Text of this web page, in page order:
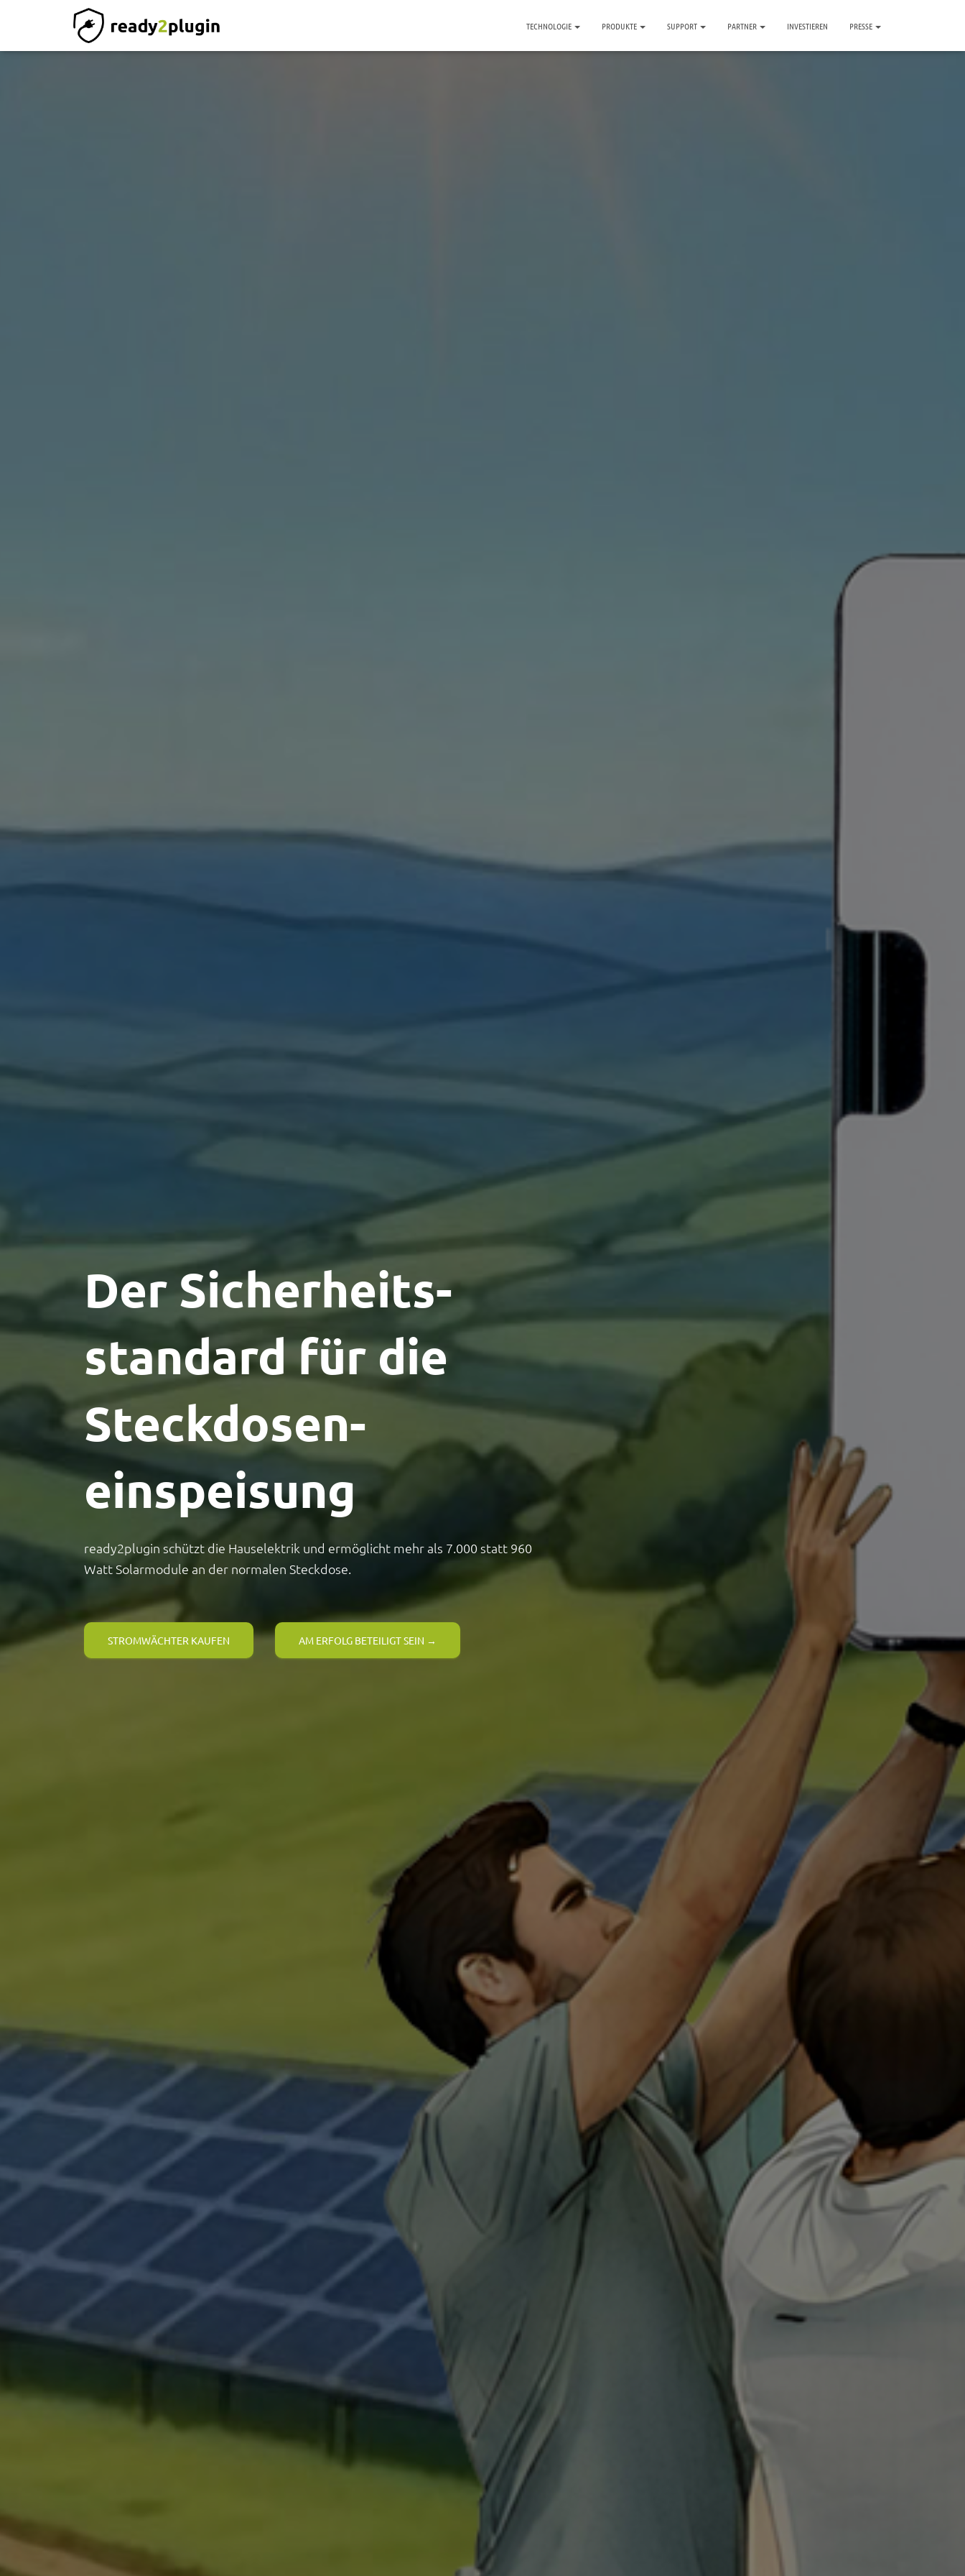
TECHNOLOGIE PRODUKTE SUPPORT PARTNER INVESTIEREN PRESSE
Der Sicherheits-
standard für die
Steckdosen-
einspeisung
ready2plugin schützt die Hauselektrik und ermöglicht mehr als 7.000 statt 960
Watt Solarmodule an der normalen Steckdose.
STROMWÄCHTER KAUFEN AM ERFOLG BETEILIGT SEIN →